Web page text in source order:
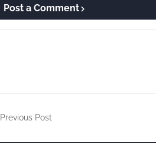
Post a Comment
Previous Post